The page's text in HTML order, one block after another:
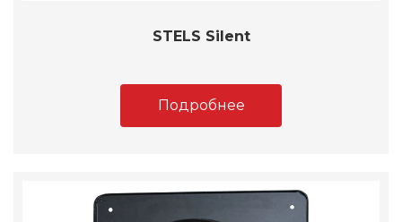
STELS Silent
Подробнее